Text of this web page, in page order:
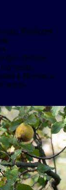
Rainforest
(Nature
в Италии с
аудио-